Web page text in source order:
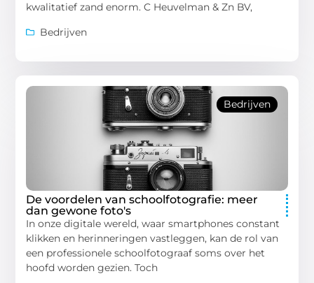
kwalitatief zand enorm. C Heuvelman & Zn BV,
Bedrijven
Bedrijven
De voordelen van schoolfotografie: meer
dan gewone foto's
In onze digitale wereld, waar smartphones constant
klikken en herinneringen vastleggen, kan de rol van
een professionele schoolfotograaf soms over het
hoofd worden gezien. Toch